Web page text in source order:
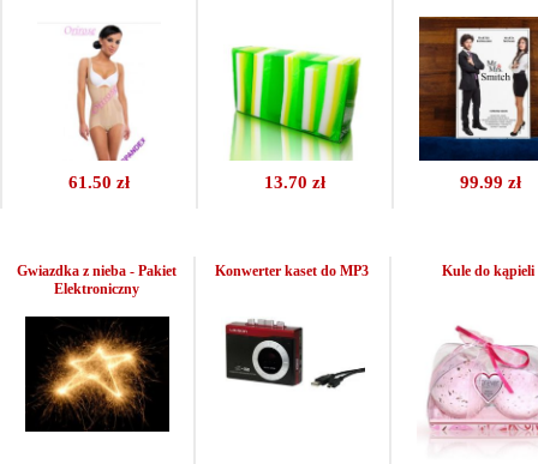
61.50 zł 13.70 zł 99.99 zł
Gwiazdka z nieba - Pakiet
Elektroniczny
Konwerter kaset do MP3 Kule do kąpieli